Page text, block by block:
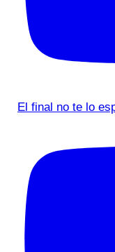
El final no te lo